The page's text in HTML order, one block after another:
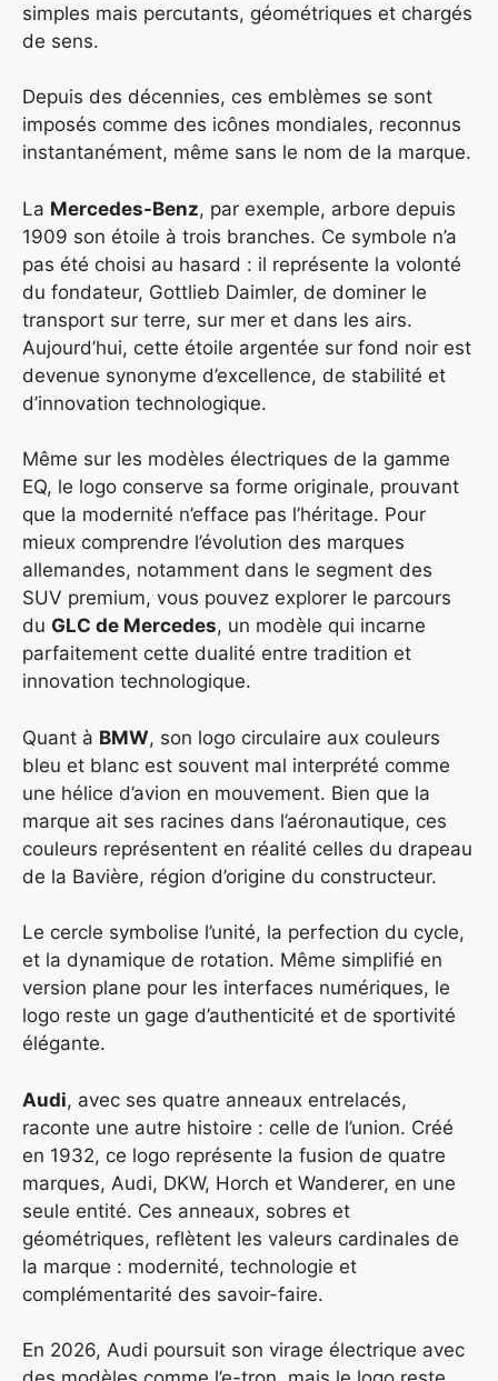
simples mais percutants, géométriques et chargés
de sens.
Depuis des décennies, ces emblèmes se sont
imposés comme des icônes mondiales, reconnus
instantanément, même sans le nom de la marque.
La Mercedes-Benz, par exemple, arbore depuis
1909 son étoile à trois branches. Ce symbole n’a
pas été choisi au hasard : il représente la volonté
du fondateur, Gottlieb Daimler, de dominer le
transport sur terre, sur mer et dans les airs.
Aujourd’hui, cette étoile argentée sur fond noir est
devenue synonyme d’excellence, de stabilité et
d’innovation technologique.
Même sur les modèles électriques de la gamme
EQ, le logo conserve sa forme originale, prouvant
que la modernité n’efface pas l’héritage. Pour
mieux comprendre l’évolution des marques
allemandes, notamment dans le segment des
SUV premium, vous pouvez explorer le parcours
du GLC de Mercedes, un modèle qui incarne
parfaitement cette dualité entre tradition et
innovation technologique.
Quant à BMW, son logo circulaire aux couleurs
bleu et blanc est souvent mal interprété comme
une hélice d’avion en mouvement. Bien que la
marque ait ses racines dans l’aéronautique, ces
couleurs représentent en réalité celles du drapeau
de la Bavière, région d’origine du constructeur.
Le cercle symbolise l’unité, la perfection du cycle,
et la dynamique de rotation. Même simplifié en
version plane pour les interfaces numériques, le
logo reste un gage d’authenticité et de sportivité
élégante.
Audi, avec ses quatre anneaux entrelacés,
raconte une autre histoire : celle de l’union. Créé
en 1932, ce logo représente la fusion de quatre
marques, Audi, DKW, Horch et Wanderer, en une
seule entité. Ces anneaux, sobres et
géométriques, reflètent les valeurs cardinales de
la marque : modernité, technologie et
complémentarité des savoir-faire.
En 2026, Audi poursuit son virage électrique avec